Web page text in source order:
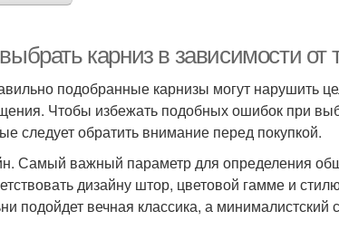
карниз в зависимости
подобранные карнизы могут нарушить
Чтобы избежать подобных ошибок при
следует обратить внимание перед покупкой.
Самый важный параметр для определения
дизайну штор, цветовой гамме и
подойдет вечная классика, а минималистский